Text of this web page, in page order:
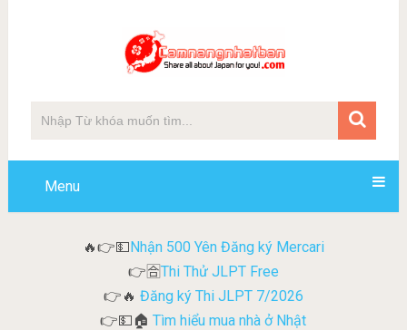
Menu
🔥👉💵Nhận 500 Yên Đăng ký Mercari
👉🈴Thi Thử JLPT Free
👉🔥 Đăng ký Thi JLPT 7/2026
👉💵🏠Tìm hiểu mua nhà ở Nhật